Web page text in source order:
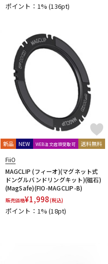
ポイント：1%(136pt)
新品 NEW WEB注文店頭受取可 送料無料
FiiO
MAGCLIP (フィーオ)(マグネット式
ドングルバンドリングキット)(磁石)
(MagSafe)(FIO-MAGCLIP-B)
販売価格¥1,998(税込)
ポイント：1%(18pt)